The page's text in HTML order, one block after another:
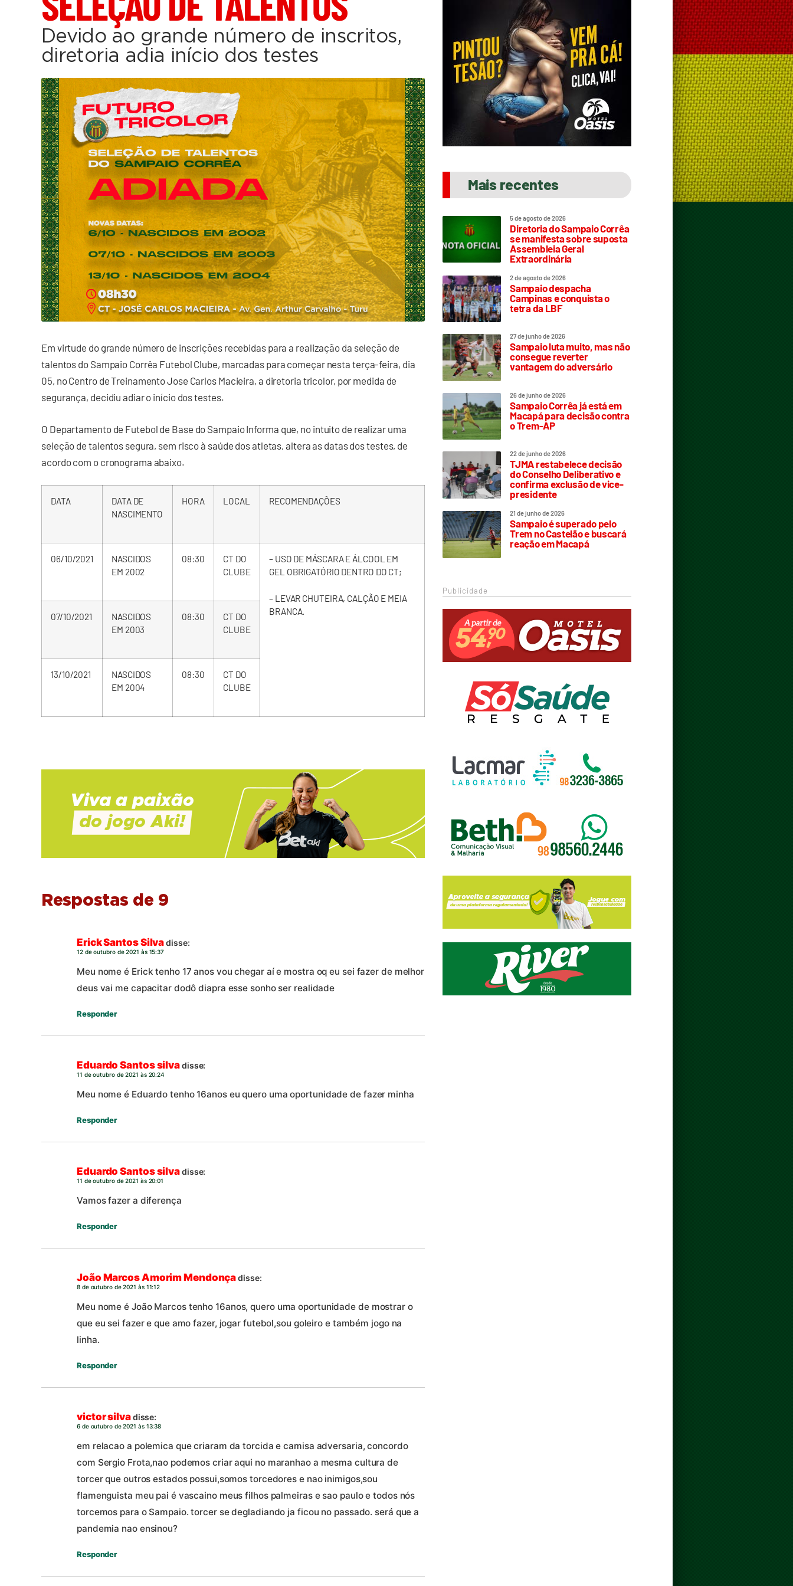
Devido ao grande número de inscritos,
diretoria adia início dos testes
Em virtude do grande número de inscrições recebidas para a realização da seleção de
talentos do Sampaio Corrêa Futebol Clube, marcadas para começar nesta terça-feira, dia
05, no Centro de Treinamento Jose Carlos Macieira, a diretoria tricolor, por medida de
segurança, decidiu adiar o início dos testes.
O Departamento de Futebol de Base do Sampaio Informa que, no intuito de realizar uma
seleção de talentos segura, sem risco à saúde dos atletas, altera as datas dos testes, de
acordo com o cronograma abaixo.
DATA
DATA DE
NASCIMENTO
HORA LOCAL RECOMENDAÇÕES
06/10/2021
NASCIDOS
EM 2002
08:30
CT DO
CLUBE
– USO DE MÁSCARA E ÁLCOOL EM
GEL OBRIGATÓRIO DENTRO DO CT;
– LEVAR CHUTEIRA, CALÇÃO E MEIA
BRANCA.
07/10/2021
NASCIDOS
EM 2003
08:30
CT DO
CLUBE
13/10/2021
NASCIDOS
EM 2004
08:30
CT DO
CLUBE
Respostas de 9
Erick Santos Silvadisse:
12 de outubro de 2021 às 15:37
Meu nome é Erick tenho 17 anos vou chegar aí e mostra oq eu sei fazer de melhor
deus vai me capacitar dodô diapra esse sonho ser realidade
Responder
Eduardo Santos silvadisse:
11 de outubro de 2021 às 20:24
Meu nome é Eduardo tenho 16anos eu quero uma oportunidade de fazer minha
Responder
Eduardo Santos silvadisse:
11 de outubro de 2021 às 20:01
Vamos fazer a diferença
Responder
João Marcos Amorim Mendonçadisse:
8 de outubro de 2021 às 11:12
Meu nome é João Marcos tenho 16anos, quero uma oportunidade de mostrar o
que eu sei fazer e que amo fazer, jogar futebol,sou goleiro e também jogo na
linha.
Responder
victor silvadisse:
6 de outubro de 2021 às 13:38
em relacao a polemica que criaram da torcida e camisa adversaria, concordo
com Sergio Frota,nao podemos criar aqui no maranhao a mesma cultura de
torcer que outros estados possui,somos torcedores e nao inimigos,sou
flamenguista meu pai é vascaino meus filhos palmeiras e sao paulo e todos nós
torcemos para o Sampaio. torcer se degladiando ja ficou no passado. será que a
pandemia nao ensinou?
Responder
Mais recentes
5 de agosto de 2026
Diretoria do Sampaio Corrêa
se manifesta sobre suposta
Assembleia Geral
Extraordinária
2 de agosto de 2026
Sampaio despacha
Campinas e conquista o
tetra da LBF
27 de junho de 2026
Sampaio luta muito, mas não
consegue reverter
vantagem do adversário
26 de junho de 2026
Sampaio Corrêa já está em
Macapá para decisão contra
o Trem-AP
22 de junho de 2026
TJMA restabelece decisão
do Conselho Deliberativo e
confirma exclusão de vice-
presidente
21 de junho de 2026
Sampaio é superado pelo
Trem no Castelão e buscará
reação em Macapá
Publicidade